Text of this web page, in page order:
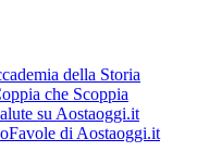
della Storia
che Scoppia
su Aostaoggi.it
di Aostaoggi.it